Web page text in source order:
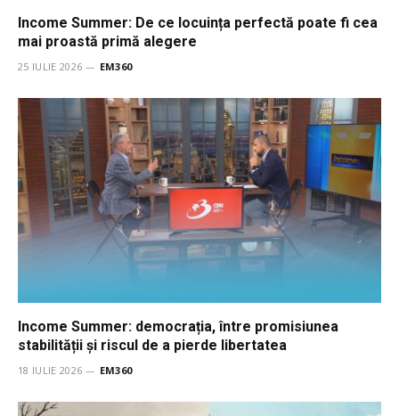
Income Summer: De ce locuința perfectă poate fi cea
mai proastă primă alegere
25 IULIE 2026 EM360
Income Summer: democrația, între promisiunea
stabilității și riscul de a pierde libertatea
18 IULIE 2026 EM360